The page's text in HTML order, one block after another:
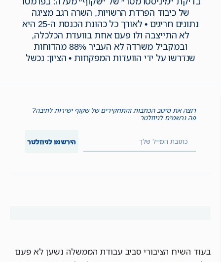
של כיבוד הפרדת הרשויות, השרה רגב מציגה
נתונים חריגים • לאורך כל כהונת הכנסת ה-25 היא
לא התייצבה ולו פעם אחת בוועדת הכלכלה,
ובמקביל משרדה לא העביר 88% מהדוחות
שנדרשו על ידי הוועדות המפקחות • הציון: נכשל
רוצה את מיטב הכתבות והתחקירים של שקוף ישירות לתיבה?
פה נרשמים לניוזלטר:
הירשמו לניוזלטר
בעוד השיח הציבורי סביב עבודת הממשלה נשען לא פעם